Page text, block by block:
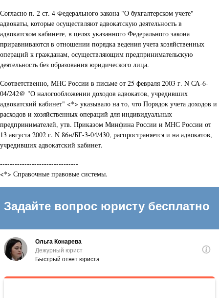
Согласно п. 2 ст. 4 Федерального закона "О бухгалтерском учете"
адвокаты, которые осуществляют адвокатскую деятельность в
адвокатском кабинете, в целях указанного Федерального закона
приравниваются в отношении порядка ведения учета хозяйственных
операций к гражданам, осуществляющим предпринимательскую
деятельность без образования юридического лица.
Соответственно, МНС России в письме от 25 февраля 2003 г. N СА-6-
04/242@ "О налогообложении доходов адвокатов, учредивших
адвокатский кабинет" <*> указывало на то, что Порядок учета доходов и
расходов и хозяйственных операций для индивидуальных
предпринимателей, утв. Приказом Минфина России и МНС России от
13 августа 2002 г. N 86н/БГ-3-04/430, распространяется и на адвокатов,
учредивших адвокатский кабинет.
--------------------------------
<*> Справочные правовые системы.